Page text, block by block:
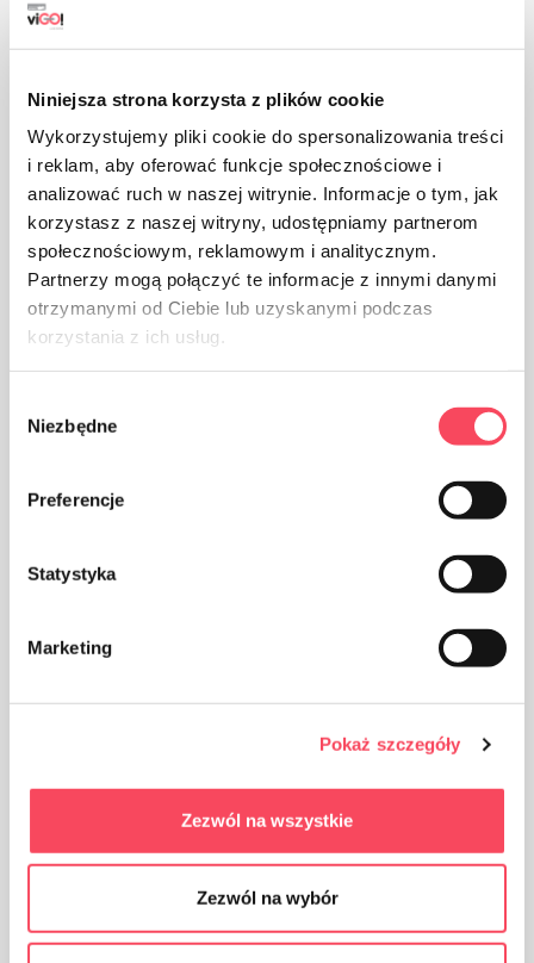
Niniejsza strona korzysta z plików cookie
Wykorzystujemy pliki cookie do spersonalizowania treści
i reklam, aby oferować funkcje społecznościowe i
analizować ruch w naszej witrynie. Informacje o tym, jak
korzystasz z naszej witryny, udostępniamy partnerom
społecznościowym, reklamowym i analitycznym.
Partnerzy mogą połączyć te informacje z innymi danymi
otrzymanymi od Ciebie lub uzyskanymi podczas
korzystania z ich usług.
zgody
Niezbędne
Preferencje
Statystyka
Marketing
Pokaż szczegóły
Zezwól na wszystkie
Zezwól na wybór
Il prodotto può essere riciclato
Il prodotto è destinato al contatto con gli alimenti, non
Imballaggi in polilattide, una sostanza organica e
Cura della pulizia, gettare l'imballaggio del prodotto
usato nel cestino
Vantaggi